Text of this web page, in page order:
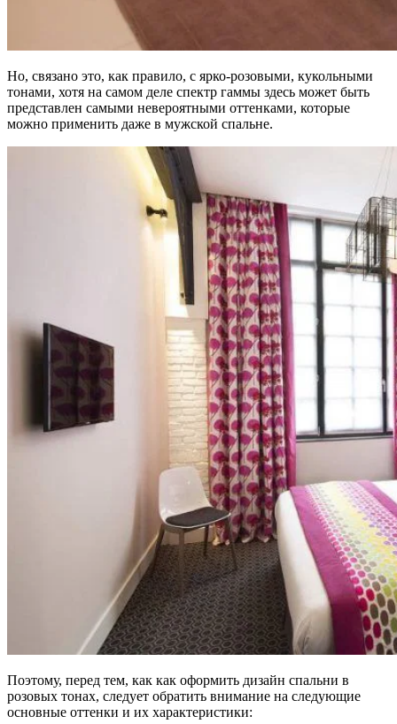
Но, связано это, как правило, с ярко-розовыми, кукольными
тонами, хотя на самом деле спектр гаммы здесь может быть
представлен самыми невероятными оттенками, которые
можно применить даже в мужской спальне.
Поэтому, перед тем, как как оформить дизайн спальни в
розовых тонах, следует обратить внимание на следующие
основные оттенки и их характеристики: